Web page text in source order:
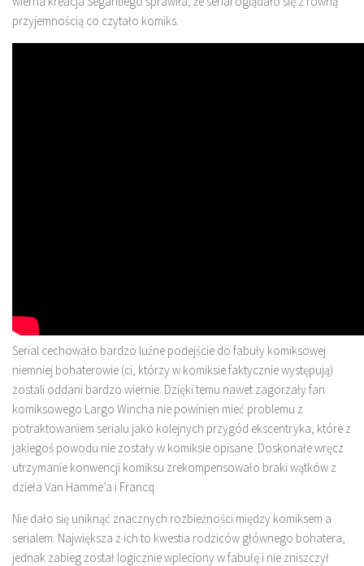
przyjemnością co czytało komiks.
Serial cechowało bardzo luźne podejście do fabuły komiksowej
niemniej bohaterowie (ci, którzy w komiksie faktycznie występują)
zostali oddani bardzo wiernie. Dzięki temu nawet zagorzały fan
komiksowego Largo Wincha nie powinien mieć problemu z
potraktowaniem serialu jako kolejnych przygód ekscentryka, które z
jakiegoś powodu nie zostały w komiksie opisane. Doskonałe wręcz
utrzymanie konwencji komiksu zrekompensowało braki wątków z
dzieła Van Hamme’a i Francq.
Nie dało się uniknąć znacznych rozbieżności między komiksem a
serialem. Największa z ich to kwestia rodziców głównego bohatera,
jednak zabieg został logicznie wpleciony w fabułę i nie zniszczył